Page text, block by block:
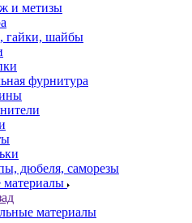
и метизы
гайки, шайбы
фурнитура
дюбеля, саморезы
материалы